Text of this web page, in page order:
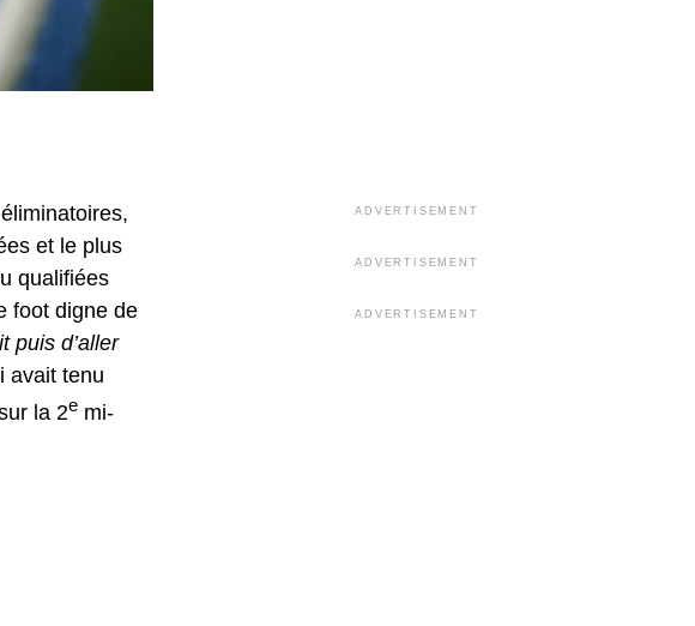
et le plus
qualifiées
foot digne de
puis d’aller
avait tenu
la 2e mi-
ADVERTISEMENT
ADVERTISEMENT
ADVERTISEMENT